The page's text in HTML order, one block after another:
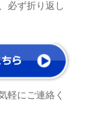
必ず折り返し
軽にご連絡く